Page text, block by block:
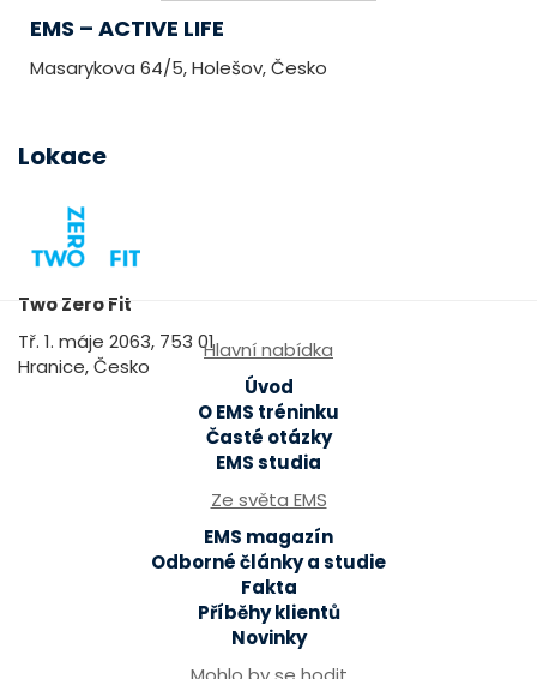
EMS – ACTIVE LIFE
Masarykova 64/5, Holešov, Česko
Lokace
Two Zero Fit
Tř. 1. máje 2063, 753 01
Hranice, Česko
Hlavní nabídka
Úvod
O EMS tréninku
Časté otázky
EMS studia
Ze světa EMS
EMS magazín
Odborné články a studie
Fakta
Příběhy klientů
Novinky